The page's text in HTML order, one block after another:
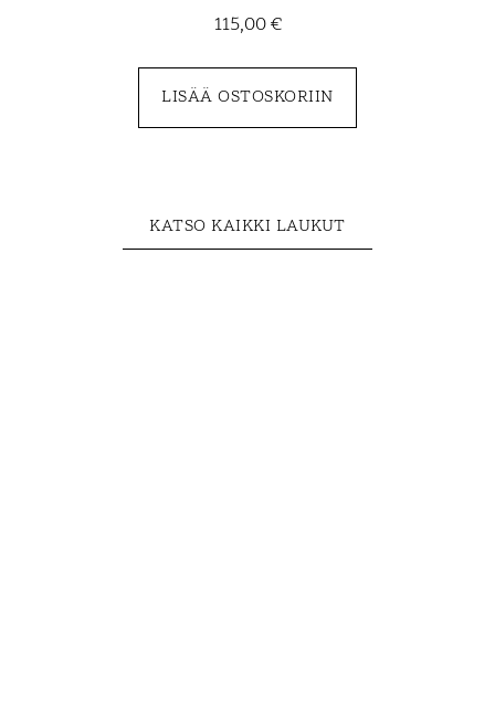
115,00€
LISÄÄ OSTOSKORIIN
KATSO KAIKKI LAUKUT